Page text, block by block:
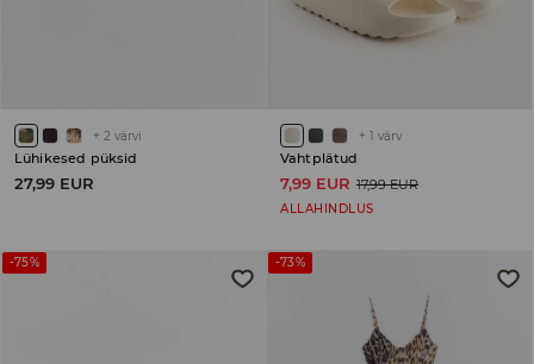
+ 2 värvi
Lühikesed püksid
27,99 EUR
+ 1 värv
Vahtplätud
7,99 EUR 17,99 EUR
ALLAHINDLUS
-75% -73%